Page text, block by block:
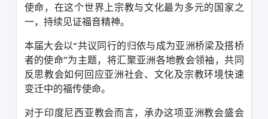
使命，在这个世界上宗教与文化最为多元的国家之
一，持续见证福音精神。
本届大会以“共议同行的归依与成为亚洲桥梁及搭桥
者的使命”为主题，将汇聚亚洲各地教会领袖，共同
反思教会如何回应亚洲社会、文化及宗教环境快速
变迁中的福传使命。
对于印度尼西亚教会而言，承办这项亚洲教会盛会